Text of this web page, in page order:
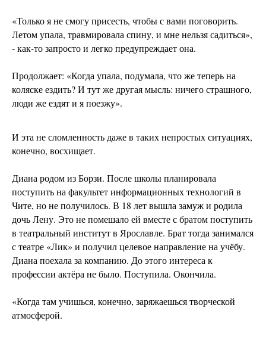
«Только я не смогу присесть, чтобы с вами поговорить.
Летом упала, травмировала спину, и мне нельзя садиться»,
- как-то запросто и легко предупреждает она.
Продолжает: «Когда упала, подумала, что же теперь на
коляске ездить? И тут же другая мысль: ничего страшного,
люди же ездят и я поезжу».
И эта не сломленность даже в таких непростых ситуациях,
конечно, восхищает.
Диана родом из Борзи. После школы планировала
поступить на факультет информационных технологий в
Чите, но не получилось. В 18 лет вышла замуж и родила
дочь Лену. Это не помешало ей вместе с братом поступить
в театральный институт в Ярославле. Брат тогда занимался
с театре «Лик» и получил целевое направление на учёбу.
Диана поехала за компанию. До этого интереса к
профессии актёра не было. Поступила. Окончила.
«Когда там учишься, конечно, заряжаешься творческой
атмосферой.